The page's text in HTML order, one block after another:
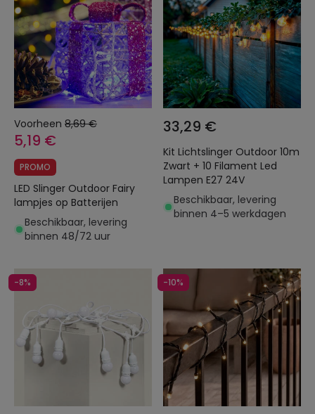
Voorheen 8,69 €
5,19 €
PROMO
LED Slinger Outdoor Fairy
lampjes op Batterijen
Beschikbaar, levering
binnen 48/72 uur
33,29 €
Kit Lichtslinger Outdoor 10m
Zwart + 10 Filament Led
Lampen E27 24V
Beschikbaar, levering
binnen 4–5 werkdagen
-8% -10%